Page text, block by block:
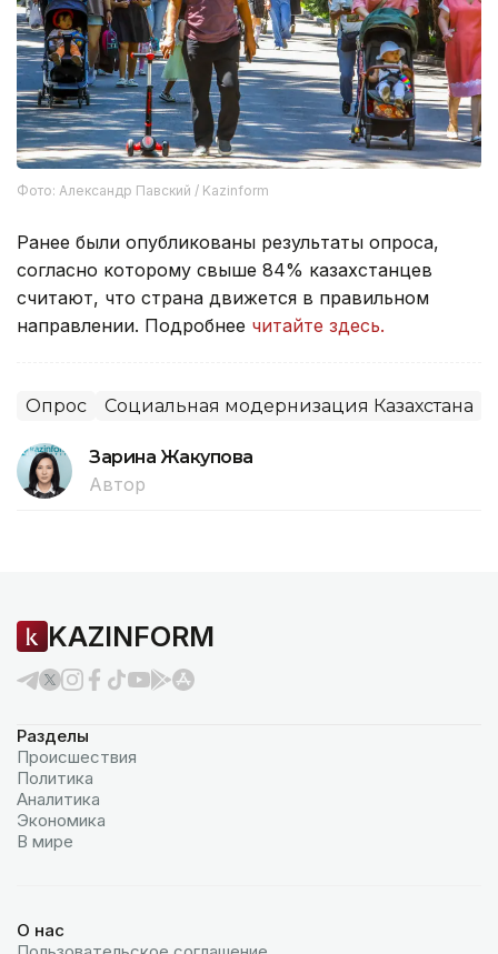
Фото: Александр Павский / Kazinform
Ранее были опубликованы результаты опроса,
согласно которому свыше 84% казахстанцев
считают, что страна движется в правильном
направлении. Подробнее читайте здесь.
Опрос Социальная модернизация Казахстана
Зарина Жакупова
Автор
KAZINFORM
Разделы
Происшествия
Политика
Аналитика
Экономика
В мире
О нас